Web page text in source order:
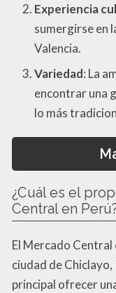
Experiencia
sumergirse en
Valencia.
Variedad: La
encontrar una
lo más
¿Cuál es el
Central en
El Mercado Central
ciudad de
principal ofrecer